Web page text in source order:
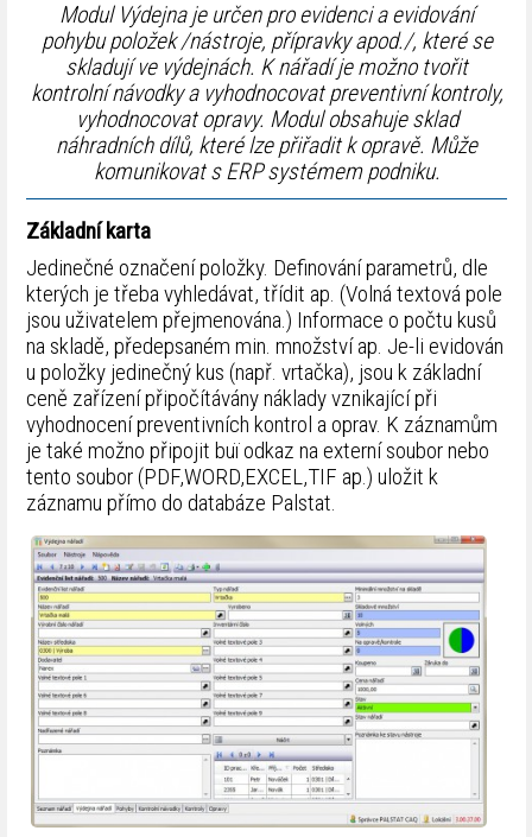
Modul Výdejna je určen pro evidenci a evidování
pohybu položek /nástroje, přípravky apod./, které se
skladují ve výdejnách. K nářadí je možno tvořit
kontrolní návodky a vyhodnocovat preventivní kontroly,
vyhodnocovat opravy. Modul obsahuje sklad
náhradních dílů, které lze přiřadit k opravě. Může
komunikovat s ERP systémem podniku.
Základní karta
Jedinečné označení položky. Definování parametrů, dle
kterých je třeba vyhledávat, třídit ap. (Volná textová pole
jsou uživatelem přejmenována.) Informace o počtu kusů
na skladě, předepsaném min. množství ap. Je-li evidován
u položky jedinečný kus (např. vrtačka), jsou k základní
ceně zařízení připočítávány náklady vznikající při
vyhodnocení preventivních kontrol a oprav. K záznamům
je také možno připojit buï odkaz na externí soubor nebo
tento soubor (PDF,WORD,EXCEL,TIF ap.) uložit k
záznamu přímo do databáze Palstat.